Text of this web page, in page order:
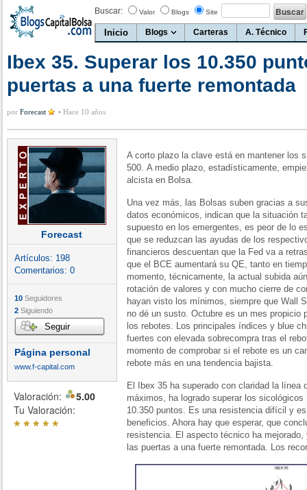
Buscar: Valor Blogs Site
Inicio Blogs Carteras A. Técnico
Ibex 35. Superar los 10.350
puertas a una fuerte remontada
por Forecast • Hace 10 años
Forecast
Artículos: 198
Comentarios: 0
10 Seguidores
2 Siguiendo
Seguir
Página personal
www.f-capital.com
Valoración:
5.00
Tu Valoración:
*****
A corto plazo la clave está en mantener los
500. A medio plazo, estadísticamente,
alcista en Bolsa.
Una vez más, las Bolsas suben gracias a
datos económicos, indican que la situación
supuesto en los emergentes, es peor de lo
que se reduzcan las ayudas de los
financieros descuentan que la Fed va a
que el BCE aumentará su QE, tanto en
momento, técnicamente, la actual subida
rotación de valores y con mucho cierre de
hayan visto los mínimos, siempre que Wall
no dé un susto. Octubre es un mes propicio
los rebotes. Los principales índices y blue
fuertes con elevada sobrecompra tras el
momento de comprobar si el rebote es un
rebote más en una tendencia bajista.
El Ibex 35 ha superado con claridad la línea
máximos, ha logrado superar los
10.350 puntos. Es una resistencia difícil y
beneficios. Ahora hay que esperar, que
resistencia. El aspecto técnico ha
las puertas a una fuerte remontada. Los